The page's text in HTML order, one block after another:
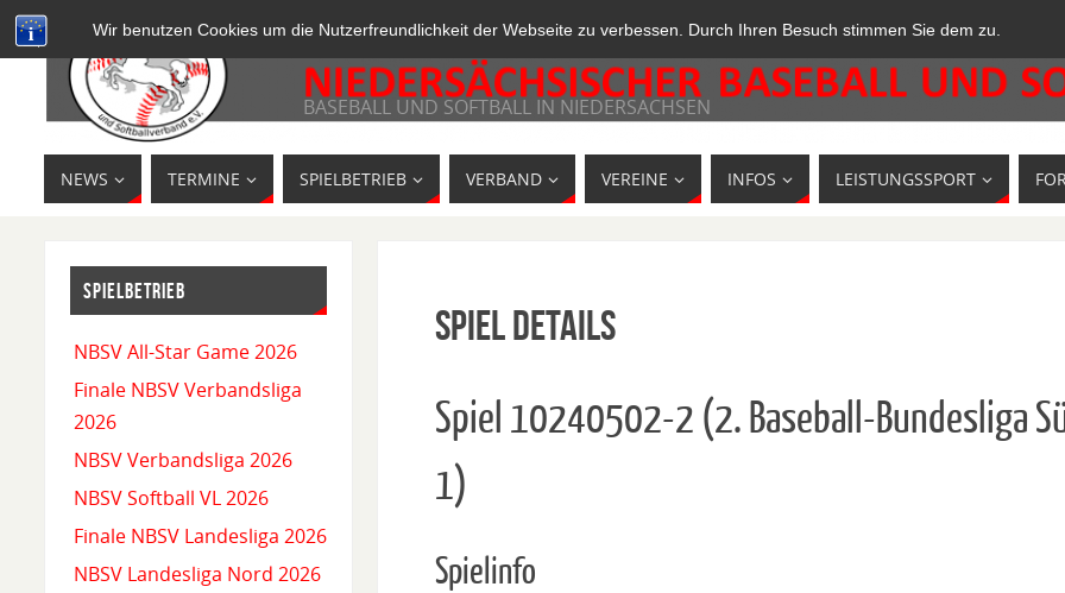
Wir benutzen Cookies um die Nutzerfreundlichkeit der Webseite zu verbessen. Durch Ihren Besuch stimmen Sie dem zu.
BASEBALL UND SOFTBALL IN NIEDERSACHSEN
NEWS TERMINE SPIELBETRIEB VERBAND VEREINE INFOS LEISTUNGSSPORT
Spiel Details
Spiel 10240502-2 (2. Baseball-Bundesliga
1)
Spielinfo
SPIELBETRIEB
NBSV All-Star Game 2026
Finale NBSV Verbandsliga
2026
NBSV Verbandsliga 2026
NBSV Softball VL 2026
Finale NBSV Landesliga 2026
NBSV Landesliga Nord 2026